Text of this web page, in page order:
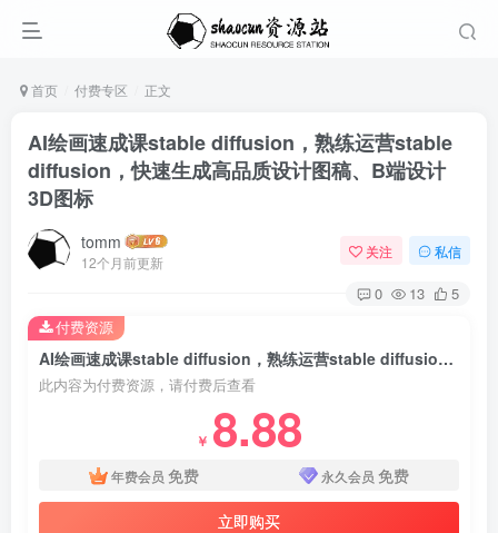
首页 付费专区 正文
AI绘画速成课stable diffusion，​熟练运营stable
diffusion，快速生成高品质设计图稿、B端设计
3D图标
tomm
12个月前更新
关注 私信
0 13 5
AI绘画速成课stable diffusion，​熟练运营stable diffusion，快速生成高品质设计图稿、B端设计3D图标
此内容为付费资源，请付费后查看
￥ 8.88
年费会员 免费 永久会员 免费
立即购买
付费资源